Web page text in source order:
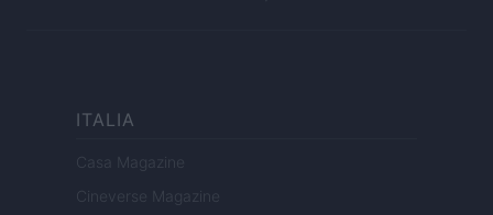
ITALIA
Casa Magazine
Cineverse Magazine